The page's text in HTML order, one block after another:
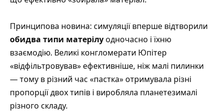
Принципова новина: симуляції вперше відтворили
обидва типи матерілуодночасно і їхню
взаємодію. Великі конгломерати Юпітер
«відфільтровував» ефективніше, ніж малі пилинки
— тому в різний час «пастка» отримувала різні
пропорції двох типів і виробляла планетезималі
різного складу.